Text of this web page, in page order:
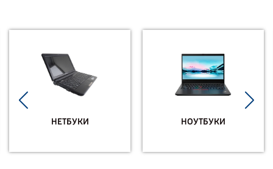
НЕТБУКИ НОУТБУКИ